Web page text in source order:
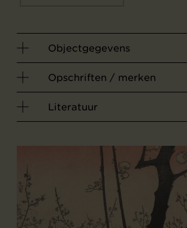
Objectgegevens
Opschriften / merken
Literatuur